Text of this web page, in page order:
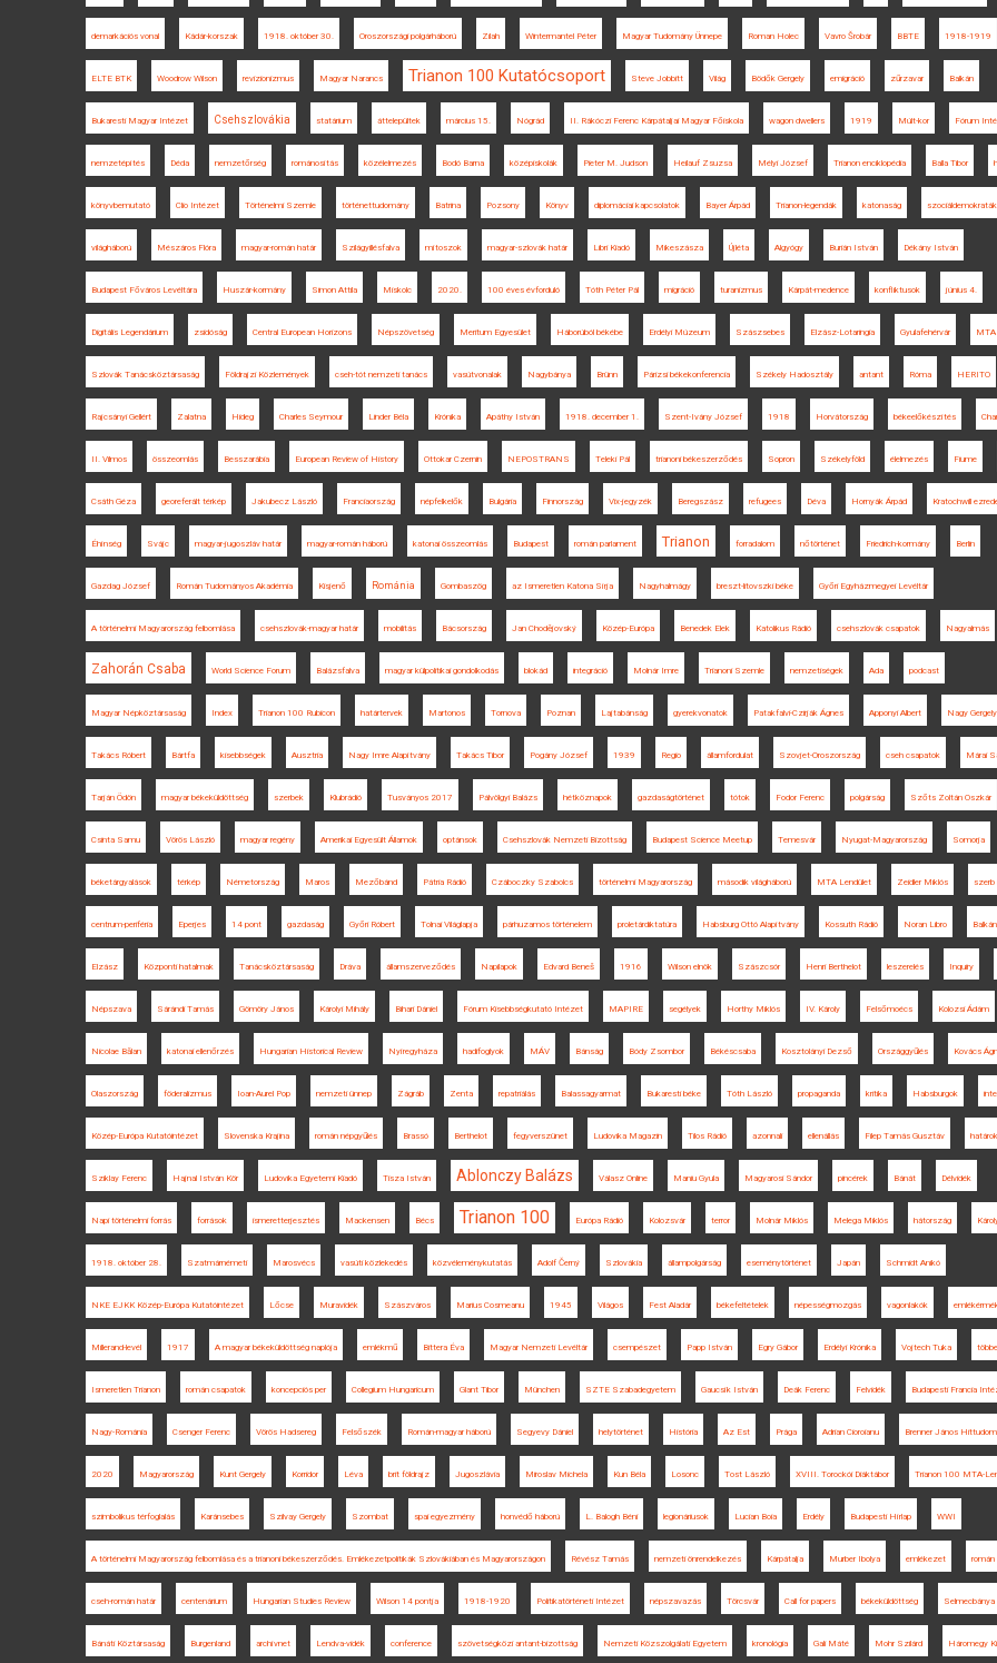
demarkációs vonal Kádár-korszak 1918. október 30. Oroszországi polgárháború Zilah Wintermantel Péter Magyar Tudomány Ünnepe Roman Holec Vavro Šrobár BBTE 1918-1919
ELTE BTK Woodrow Wilson revizionizmus Magyar Narancs Trianon 100 Kutatócsoport Steve Jobbitt Világ Bödők Gergely emigráció zűrzavar Balkán
Bukaresti Magyar Intézet Csehszlovákia statárium áttelepültek március 15. Nógrád II. Rákóczi Ferenc Kárpátaljai Magyar Főiskola wagon dwellers 1919 Múlt-kor Fórum
nemzetépítés Déda nemzetőrség románosítás közélelmezés Bodó Barna középiskolák Pieter M. Judson Heilauf Zsuzsa Mélyi József Trianon enciklopédia Balla Tibor
könyvbemutató Clio Intézet Történelmi Szemle történettudomány Batrina Pozsony Könyv diplomáciai kapcsolatok Bayer Árpád Trianon-legendák katonaság szociáldemokraták
világháború Mészáros Flóra magyar-román határ Szilágyillésfalva mítoszok magyar-szlovák határ Libri Kiadó Mikeszásza Újléta Algyógy Burián István Dékány István
Budapest Főváros Levéltára Huszár-kormány Simon Attila Miskolc 2020. 100 éves évforduló Tóth Péter Pál migráció turanizmus Kárpát-medence konfliktusok június 4.
Digitális Legendárium zsidóság Central European Horizons Népszövetség Meritum Egyesület Háborúból békébe Erdélyi Múzeum Szászsebes Elzász-Lotaringia Gyulafehérvár MTA
Szlovák Tanácsköztársaság Földrajzi Közlemények cseh-tót nemzeti tanács vasútvonalak Nagybánya Brünn Párizsi békekonferencia Székely Hadosztály antant Róma HERITO
Rajcsányi Gellért Zalatna Hideg Charles Seymour Linder Béla Krónika Apáthy István 1918. december 1. Szent-Ivány József 1918 Horvátország békeelőkészítés
II. Vilmos összeomlás Besszarábia European Review of History Ottokar Czernin NEPOSTRANS Teleki Pál trianoni békeszerződés Sopron Székelyföld élelmezés Fiume
Csáth Géza georeferált térkép Jakubecz László Franciaország népfelkelők Bulgária Finnország Vix-jegyzék Beregszász refugees Déva Hornyák Árpád Kratochwill
Éhínség Svájc magyar-jugoszláv határ magyar-román háború katonai összeomlás Budapest román parlament Trianon forradalom nőtörténet Friedrich-kormány Berlin
Gazdag József Román Tudományos Akadémia Kisjenő Románia Gombaszög az Ismeretlen Katona Sírja Nagyhalmágy breszt-litovszki béke Győri Egyházmegyei Levéltár
A történelmi Magyarország felbomlása csehszlovák-magyar határ mobilitás Bácsország Jan Chodějovský Közép-Európa Benedek Elek Katolikus Rádió csehszlovák csapatok Nagyalmás
Zahorán Csaba World Science Forum Balázsfalva magyar külpolitikai gondolkodás blokád integráció Molnár Imre Trianoni Szemle nemzetiségek Ada podcast
Magyar Népköztársaság Index Trianon 100 Rubicon határtervek Martonos Tornova Poznan Lajtabánság gyerekvonatok Patakfalvi-Czirják Ágnes Apponyi Albert Nagy Gergely
Takács Róbert Bártfa kisebbségek Ausztria Nagy Imre Alapítvány Takács Tibor Pogány József 1939 Regio államfordulat Szovjet-Oroszország cseh csapatok Márai
Tarján Ödön magyar békeküldöttség szerbek Klubrádió Tusványos 2017 Pálvölgyi Balázs hétköznapok gazdaságtörténet tótok Fodor Ferenc polgárság Szőts Zoltán Oszkár
Csinta Samu Vörös László magyar regény Amerikai Egyesült Államok optánsok Csehszlovák Nemzeti Bizottság Budapest Science Meetup Temesvár Nyugat-Magyarország Somorja
béketárgyalások térkép Németország Maros Mezőbánd Pátria Rádió Czáboczky Szabolcs történelmi Magyarország második világháború MTA Lendület Zeidler Miklós szerb
centrum-periféria Eperjes 14 pont gazdaság Győri Róbert Tolnai Világlapja párhuzamos történelem proletárdiktatúra Habsburg Ottó Alapítvány Kossuth Rádió Noran Libro
Elzász Központi hatalmak Tanácsköztársaság Dráva államszerveződés Napilapok Edvard Beneš 1916 Wilson elnök Szászcsór Henri Berthelot leszerelés Inquiry
Népszava Sárándi Tamás Gömöry János Károlyi Mihály Bihari Dániel Fórum Kisebbségkutató Intézet MAPIRE segélyek Horthy Miklós IV. Károly Felsőmoécs Kolozsi Ádám
Nicolae Bălan katonai ellenőrzés Hungarian Historical Review Nyíregyháza hadifoglyok MÁV Bánság Bódy Zsombor Békéscsaba Kosztolányi Dezső Országgyűlés Kovács
Olaszország föderalizmus Ioan-Aurel Pop nemzeti ünnep Zágráb Zenta repatriálás Balassagyarmat Bukaresti béke Tóth László propaganda kritika Habsburgok
Közép-Európa Kutatóintézet Slovenska Krajina román népgyűlés Brassó Berthelot fegyverszünet Ludovika Magazin Tilos Rádió azonnali ellenállás Filep Tamás Gusztáv határok
Sziklay Ferenc Hajnal István Kör Ludovika Egyetemi Kiadó Tisza István Ablonczy Balázs Válasz Online Maniu Gyula Magyarosi Sándor pincérek Bánát Délvidék
Napi történelmi forrás források ismeretterjesztés Mackensen Bécs Trianon 100 Európa Rádió Kolozsvár terror Molnár Miklós Melega Miklós hátország
1918. október 28. Szatmárnémeti Marosvécs vasúti közlekedés közvéleménykutatás Adolf Černý Szlovákia állampolgárság eseménytörténet Japán Schmidt Anikó
NKE EJKK Közép-Európa Kutatóintézet Lőcse Muravidék Szászváros Marius Cosmeanu 1945 Világos Fest Aladár békefeltételek népességmozgás vagonlakók
Millerand-levél 1917 A magyar békeküldöttség naplója emlékmű Bittera Éva Magyar Nemzeti Levéltár csempészet Papp István Egry Gábor Erdélyi Krónika Vojtech Tuka
Ismeretlen Trianon román csapatok koncepciós per Collegium Hungaricum Glant Tibor München SZTE Szabadegyetem Gaucsík István Deák Ferenc Felvidék Budapesti Francia
Nagy-Románia Csenger Ferenc Vörös Hadsereg Felsőszék Román-magyar háború Segyevy Dániel helytörténet História Az Est Prága Adrian Cioroianu Brenner János
2020 Magyarország Kunt Gergely Korridor Léva brit földrajz Jugoszlávia Miroslav Michela Kun Béla Losonc Tost László XVIII. Torockói Diáktábor Trianon 100 MTA-
szimbolikus térfoglalás Karánsebes Szilvay Gergely Szombat spai egyezmény honvédő háború L. Balogh Béni legionáriusok Lucian Boia Erdély Budapesti Hírlap WWI
A történelmi Magyarország felbomlása és a trianoni békeszerződés. Emlékezetpolitikák Szlovákiában és Magyarországon Révész Tamás nemzeti önrendelkezés Kárpátalja Murber Ibolya emlékezet román
cseh-román határ centenárium Hungarian Studies Review Wilson 14 pontja 1918-1920 Politikatörténeti Intézet népszavazás Törcsvár Call for papers békeküldöttség Selmecbánya
Bánáti Köztársaság Burgenland archívnet Lendva-vidék conference szövetségközi antant-bizottság Nemzeti Közszolgálati Egyetem kronológia Gali Máté Mohr Szilárd Háromegy